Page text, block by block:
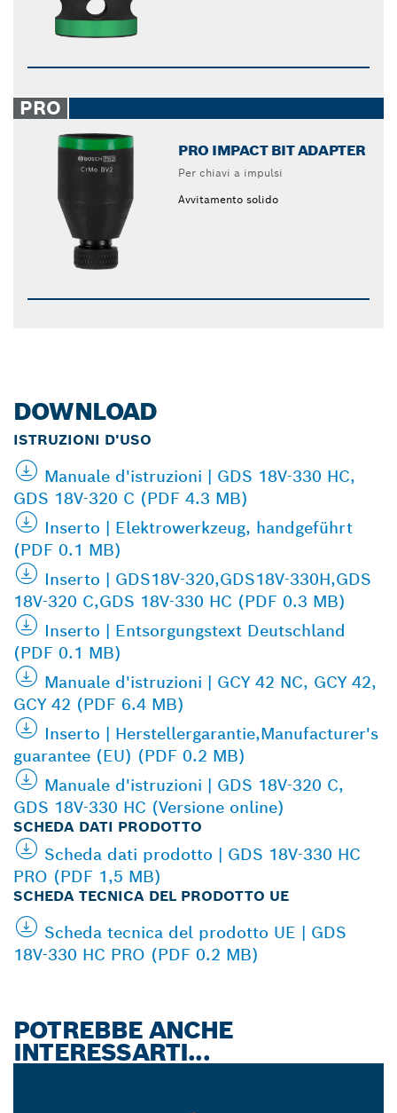
PRO
PRO IMPACT BIT ADAPTER
Per chiavi a impulsi
Avvitamento solido
DOWNLOAD
ISTRUZIONI D'USO
Manuale d'istruzioni | GDS 18V-330 HC,
GDS 18V-320 C (PDF 4.3 MB)
Inserto | Elektrowerkzeug, handgeführt
(PDF 0.1 MB)
Inserto | GDS18V-320,GDS18V-330H,GDS
18V-320 C,GDS 18V-330 HC (PDF 0.3 MB)
Inserto | Entsorgungstext Deutschland
(PDF 0.1 MB)
Manuale d'istruzioni | GCY 42 NC, GCY 42,
GCY 42 (PDF 6.4 MB)
Inserto | Herstellergarantie,Manufacturer's
guarantee (EU) (PDF 0.2 MB)
Manuale d'istruzioni | GDS 18V-320 C,
GDS 18V-330 HC (Versione online)
SCHEDA DATI PRODOTTO
Scheda dati prodotto | GDS 18V-330 HC
PRO (PDF 1,5 MB)
SCHEDA TECNICA DEL PRODOTTO UE
Scheda tecnica del prodotto UE | GDS
18V-330 HC PRO (PDF 0.2 MB)
POTREBBE ANCHE
INTERESSARTI...